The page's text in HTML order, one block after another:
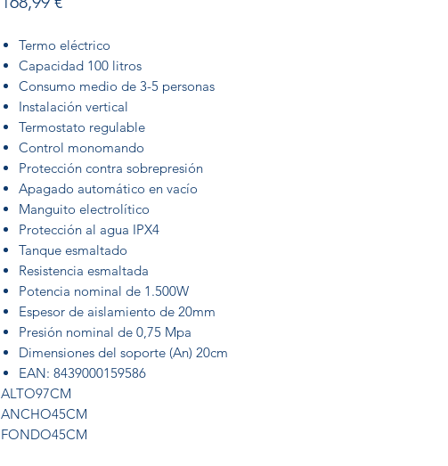
Termo eléctrico
Capacidad 100 litros
Consumo medio de 3-5 personas
Instalación vertical
Termostato regulable
Control monomando
Protección contra sobrepresión
Apagado automático en vacío
Manguito electrolítico
Protección al agua IPX4
Tanque esmaltado
Resistencia esmaltada
Potencia nominal de 1.500W
Espesor de aislamiento de 20mm
Presión nominal de 0,75 Mpa
Dimensiones del soporte (An) 20cm
EAN: 8439000159586
ALTO97CM
ANCHO45CM
FONDO45CM